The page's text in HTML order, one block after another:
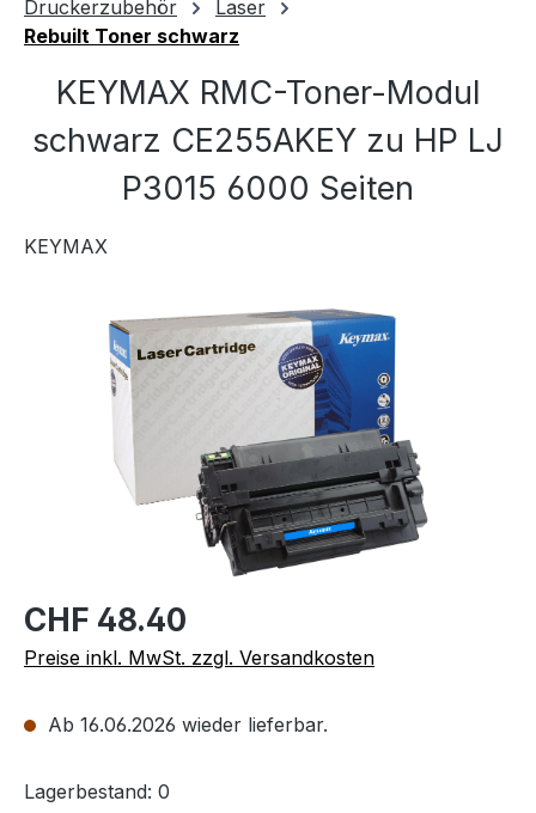
Druckerzubehör
Laser
Rebuilt Toner schwarz
KEYMAX RMC-Toner-Modul
schwarz CE255AKEY zu HP LJ
P3015 6000 Seiten
KEYMAX
Bildergalerie überspringen
CHF 48.40
Preise inkl. MwSt. zzgl. Versandkosten
Ab 16.06.2026 wieder lieferbar.
Lagerbestand: 0